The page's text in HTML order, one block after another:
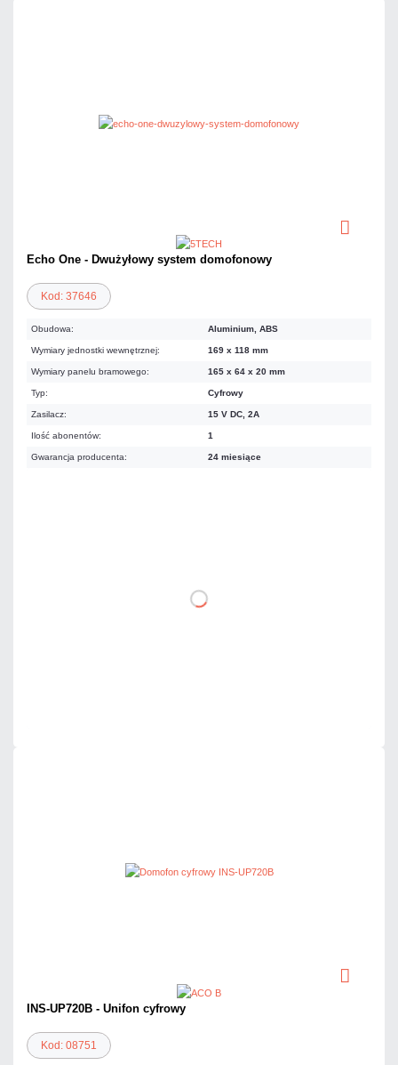
Echo One - Dwużyłowy system domofonowy
Kod: 37646
Obudowa: Aluminium, ABS
Wymiary jednostki wewnętrznej: 169 x 118 mm
Wymiary panelu bramowego: 165 x 64 x 20 mm
Typ: Cyfrowy
Zasilacz: 15 V DC, 2A
Ilość abonentów: 1
Gwarancja producenta: 24 miesiące
DO KOSZYKA
INS-UP720B - Unifon cyfrowy
Kod: 08751